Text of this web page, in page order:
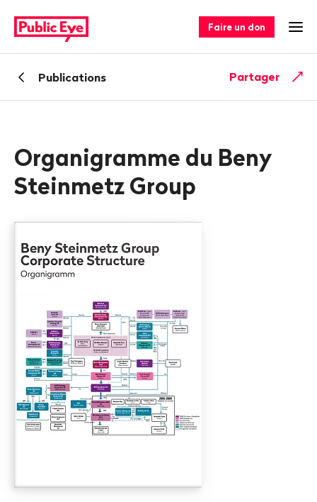
sur
publiceye.ch
rapide
Faire un don
RetourPublications Partager
Organigramme du Beny
Steinmetz Group